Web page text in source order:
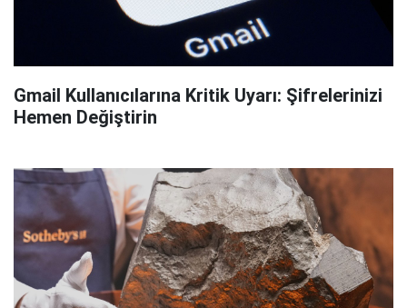
Gmail Kullanıcılarına Kritik Uyarı: Şifrelerinizi
Hemen Değiştirin